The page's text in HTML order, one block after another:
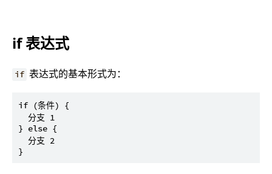
if 表达式
if 表达式的基本形式为：
if (条件) {
  分支 1
} else {
  分支 2